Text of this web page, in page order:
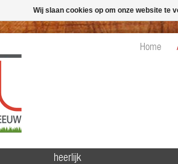
Home
heerlijk
Wij slaan cookies op om onze website te